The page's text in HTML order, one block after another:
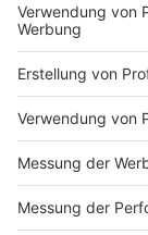
Die aktuellen
jedem Spiel
die Übersichten
aktuellen
besonders
Entwicklungen
Kompakt auch
Düsseldorfer